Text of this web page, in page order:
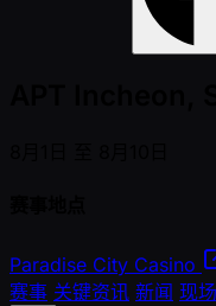
Paradise City Casino
赛事 关键资讯 新闻 现